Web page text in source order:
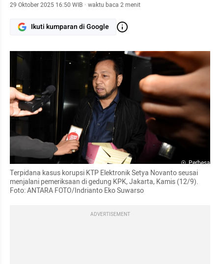
29 Oktober 2025 16:50 WIB · waktu baca 2 menit
Ikuti kumparan di Google
Perbesar
Terpidana kasus korupsi KTP Elektronik Setya Novanto seusai
menjalani pemeriksaan di gedung KPK, Jakarta, Kamis (12/9).
Foto: ANTARA FOTO/Indrianto Eko Suwarso
ADVERTISEMENT